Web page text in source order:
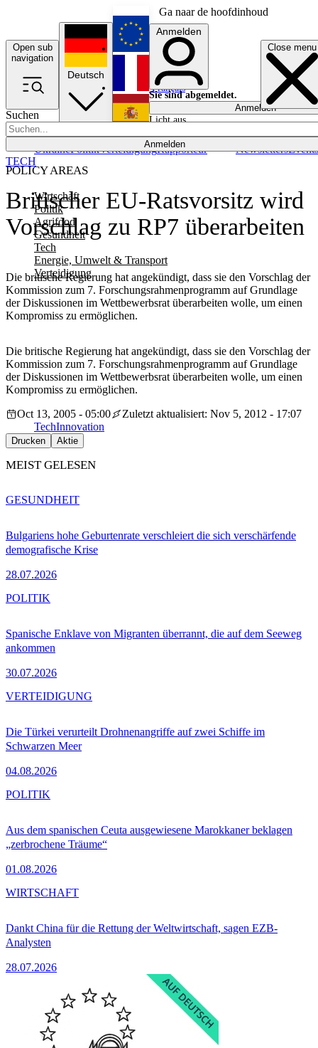
Ga naar de hoofdinhoud
Open sub
navigation
Close menu
Suchen
Anmelden
POLICY AREAS
Wirtschaft
Politik
Agrifood
Gesundheit
Tech
Energie, Umwelt & Transport
Verteidigung
UkrainePolitikVerteidigungRapporteur NewslettersEvents
Deutsch
English
Français
Anmelden
Sie sind abgemeldet.
Anmelden
Licht aus
Britischer EU-Ratsvorsitz wird
Vorschlag zu RP7 überarbeiten
Die britische Regierung hat angekündigt, dass sie den Vorschlag der
Kommission zum 7. Forschungsrahmenprogramm auf Grundlage
der Diskussionen im Wettbewerbsrat überarbeiten wolle, um einen
Kompromiss zu ermöglichen.
TECH
Die britische Regierung hat angekündigt, dass sie den Vorschlag der
Kommission zum 7. Forschungsrahmenprogramm auf Grundlage
der Diskussionen im Wettbewerbsrat überarbeiten wolle, um einen
Kompromiss zu ermöglichen.
Oct 13, 2005 - 05:00
Zuletzt aktualisiert: Nov 5, 2012 - 17:07
TechInnovation
Drucken Aktie
MEIST GELESEN
Bulgariens hohe Geburtenrate verschleiert die sich verschärfende
demografische Krise
28.07.2026
GESUNDHEIT
Spanische Enklave von Migranten überrannt, die auf dem Seeweg
ankommen
30.07.2026
POLITIK
Die Türkei verurteilt Drohnenangriffe auf zwei Schiffe im
Schwarzen Meer
04.08.2026
VERTEIDIGUNG
Aus dem spanischen Ceuta ausgewiesene Marokkaner beklagen
„zerbrochene Träume“
01.08.2026
POLITIK
Dankt China für die Rettung der Weltwirtschaft, sagen EZB-
Analysten
28.07.2026
WIRTSCHAFT